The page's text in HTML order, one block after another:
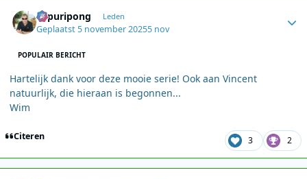
Sapuripong Leden
Geplaatst 5 november 20255 nov
POPULAIR BERICHT
Hartelijk dank voor deze mooie serie! Ook aan Vincent
natuurlijk, die hieraan is begonnen...
Wim
Citeren 3 2